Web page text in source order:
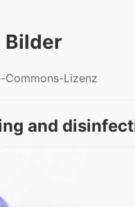
Bilder
Commons-Lizenz
and